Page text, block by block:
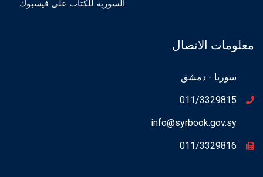
السورية للكتاب على فيسبوك
معلومات الاتصال
سوريا - دمشق
011/3329815
info@syrbook.gov.sy
011/3329816